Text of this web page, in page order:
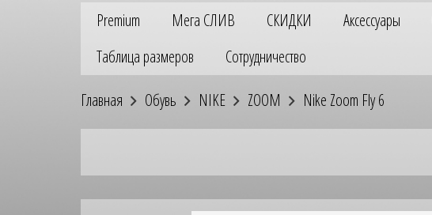
Premium Мега СЛИВ СКИДКИ Аксессуары
Таблица размеров
Сотрудничество
Главная Обувь NIKE ZOOM Nike Zoom Fly 6